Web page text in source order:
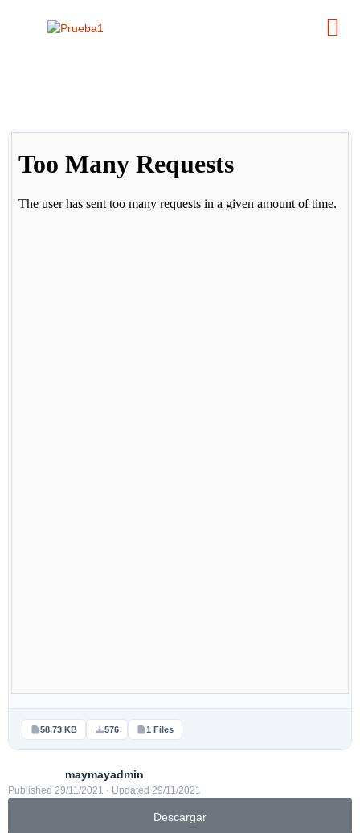
58.73 KB 576 1 Files
maymayadmin
Published 29/11/2021 · Updated 29/11/2021
Descargar